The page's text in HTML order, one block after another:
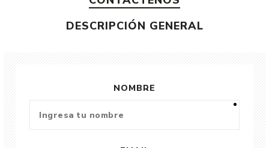
DESCRIPCIÓN GENERAL
NOMBRE